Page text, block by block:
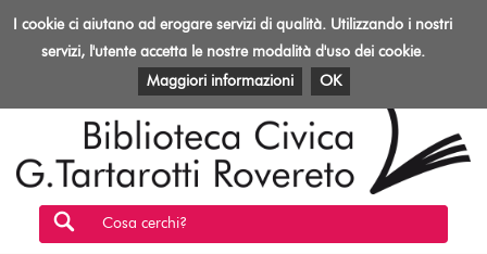
Toggle
Biblioteca
Rovereto
EVENTI E ATTIVITÀ PATRIMONIO E RISORSE
Cosa cerchi?
I cookie ci aiutano ad erogare servizi di qualità. Utilizzando i nostri
servizi, l'utente accetta le nostre modalità d'uso dei cookie.
Maggiori informazioni
OK